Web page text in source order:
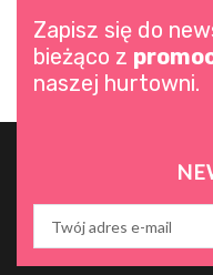
Zapisz się do
bieżąco z
naszej hurtowni.